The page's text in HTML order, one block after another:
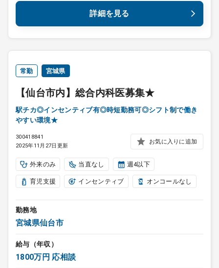
詳細を見る
常勤 宮城県
【仙台市内】総合内科医募集★
駅チカ◎インセンティブ有◎時短勤務可◎シフト制で働き
やすい環境★
300418841
2025年11月27日更新
お気に入りに追加
外来のみ 当直なし 週4以下
育児支援 インセンティブ オンコールなし
勤務地
宮城県仙台市
給与（年収）
1800万円 応相談